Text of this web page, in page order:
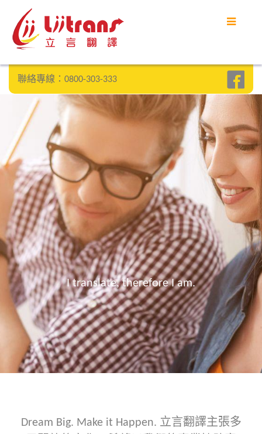
聯絡專線：0800-303-333
I translate, therefore I am.
Dream Big. Make it Happen. 立言翻譯主張多
首頁
立言優勢
客戶案例
部落格
常見問題
聯絡我們
SEARCH